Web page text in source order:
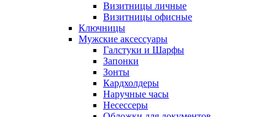
Визитницы личные
Визитницы офисные
Ключницы
Мужские аксессуары
Галстуки и Шарфы
Запонки
Зонты
Кардхолдеры
Наручные часы
Несессеры